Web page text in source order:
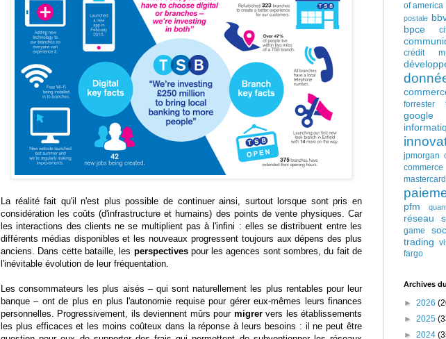
La réalité fait qu'il n'est plus possible de continuer ainsi, surtout lorsque sont pris en
considération les coûts (d'infrastructure et humains) des points de vente physiques. Car
les interactions des clients ne se multiplient pas à l'infini : elles se distribuent entre les
différents médias disponibles et les nouveaux progressent toujours aux dépens des plus
anciens. Dans cette bataille, les perspectivespour les agences sont sombres, du fait de
l'inévitable évolution de leur fréquentation.
Les consommateurs les plus aisés – qui sont naturellement les plus rentables pour leur
banque – ont de plus en plus l'autonomie requise pour gérer eux-mêmes leurs finances
personnelles. Progressivement, ils deviennent mûrs pour migrervers les établissements
les plus efficaces et les moins coûteux dans la réponse à leurs besoins : il ne peut être
of america
postale
bpce
crédit
forrester
google
jpmorgan
commerce
mastercard
pfm
réseau
game
trading
fargo
Archives
► 2026
► 2025
► 2024